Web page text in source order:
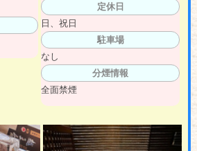
定休日
日、祝日
駐車場
なし
分煙情報
全面禁煙